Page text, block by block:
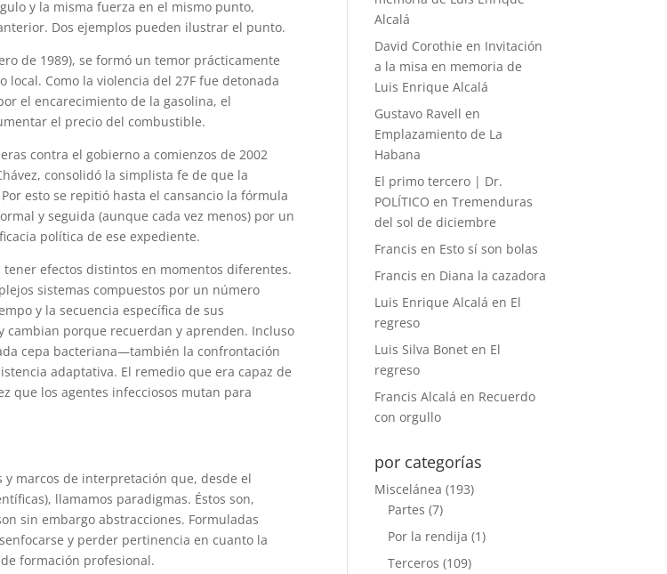
y la misma fuerza en el mismo punto,
Dos ejemplos pueden ilustrar el punto.
de 1989), se formó un temor prácticamente
Como la violencia del 27F fue detonada
el encarecimiento de la gasolina, el
el precio del combustible.
contra el gobierno a comienzos de 2002
consolidó la simplista fe de que la
esto se repitió hasta el cansancio la fórmula
y seguida (aunque cada vez menos) por un
política de ese expediente.
efectos distintos en momentos diferentes.
sistemas compuestos por un número
y la secuencia específica de sus
cambian porque recuerdan y aprenden. Incluso
cepa bacteriana—también la confrontación
adaptativa. El remedio que era capaz de
que los agentes infecciosos mutan para
marcos de interpretación que, desde el
llamamos paradigmas. Éstos son,
sin embargo abstracciones. Formuladas
y perder pertinencia en cuanto la
formación profesional.
Alcalá
David Corothie en Invitación
a la misa en memoria de
Luis Enrique Alcalá
Gustavo Ravell en
Emplazamiento de La
Habana
El primo tercero | Dr.
POLÍTICO enTremenduras
del sol de diciembre
Francis en Esto sí son bolas
Francis en Diana la cazadora
Luis Enrique Alcalá en El
regreso
Luis Silva Bonet en El
regreso
Francis Alcalá en Recuerdo
con orgullo
por categorías
Miscelánea (193)
Partes (7)
Por la rendija (1)
Terceros (109)